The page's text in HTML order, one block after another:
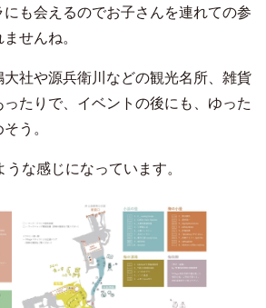
も会えるのでお子さんを連れての参
せんね。
大社や源兵衛川などの観光名所、雑貨
たりで、イベントの後にも、ゆった
う。
な感じになっています。